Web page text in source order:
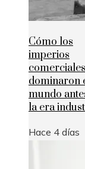
Cómo los
imperios
comerciales
dominaron
mundo
la era
Hace 4 días